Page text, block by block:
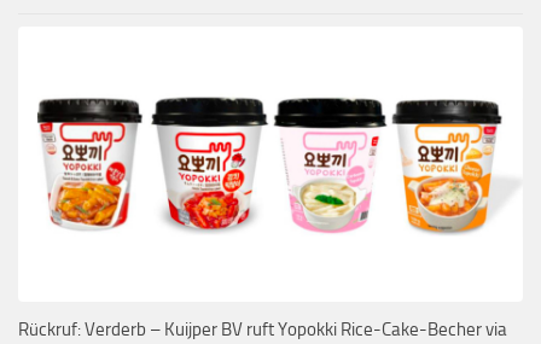
Rückruf: Verderb – Kuijper BV ruft Yopokki Rice-Cake-Becher via